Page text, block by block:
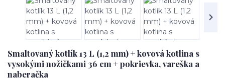
Smaltovaný kotlík 13 L (1,2 mm) + kovová kotlina s
vysokými nožičkami 36 cm + pokrievka, vareška a
naberačka